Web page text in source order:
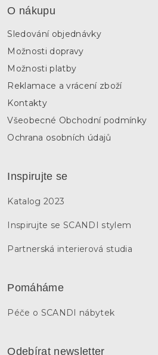
O nákupu
Sledování objednávky
Možnosti dopravy
Možnosti platby
Reklamace a vrácení zboží
Kontakty
Všeobecné Obchodní podmínky
Ochrana osobních údajů
Inspirujte se
Katalog 2023
Inspirujte se SCANDI stylem
Partnerská interierová studia
Pomáháme
Péče o SCANDI nábytek
Odebírat newsletter